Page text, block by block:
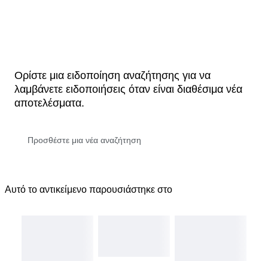
Ορίστε μια ειδοποίηση αναζήτησης για να
λαμβάνετε ειδοποιήσεις όταν είναι διαθέσιμα νέα
αποτελέσματα.
Αυτό το αντικείμενο παρουσιάστηκε στο